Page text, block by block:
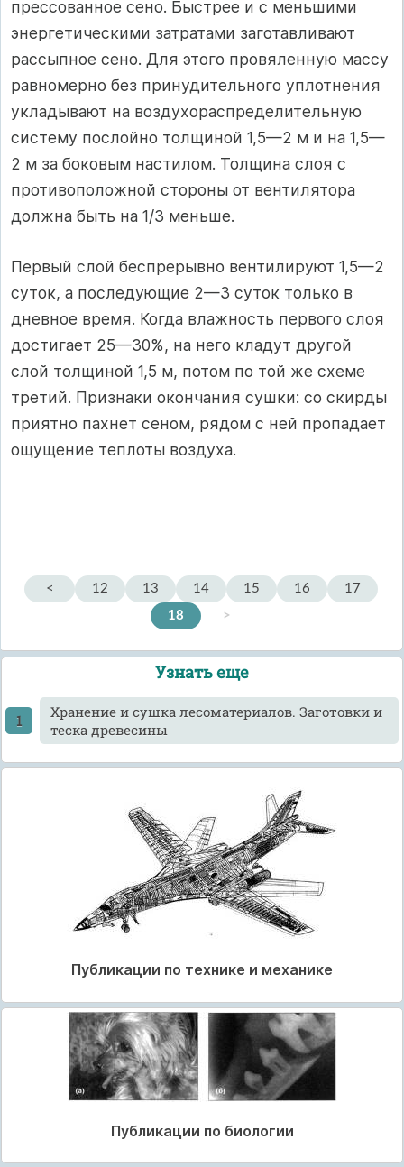
прессованное сено. Быстрее и с меньшими
энергетическими затратами заготавливают
рассыпное сено. Для этого провяленную массу
равномерно без принудительного уплотнения
укладывают на воздухораспределительную
систему послойно толщиной 1,5—2 м и на 1,5—
2 м за боковым настилом. Толщина слоя с
противоположной стороны от вентилятора
должна быть на 1/3 меньше.
Первый слой беспрерывно вентилируют 1,5—2
суток, а последующие 2—3 суток только в
дневное время. Когда влажность первого слоя
достигает 25—30%, на него кладут другой
слой толщиной 1,5 м, потом по той же схеме
третий. Признаки окончания сушки: со скирды
приятно пахнет сеном, рядом с ней пропадает
ощущение теплоты воздуха.
< 12 13 14 15 16
17
18
>
Узнать еще
Хранение и сушка лесоматериалов. Заготовки и
теска древесины
Публикации по технике и механике
Публикации по биологии